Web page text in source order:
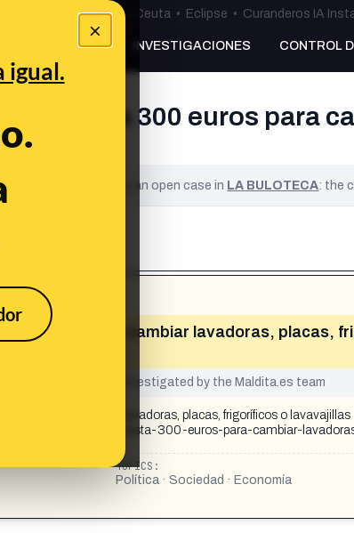
×
igual.
Especial Ceuta•Bulos Ceuta • Eclipse • Curanderos IA
PREBUNKING INVESTIGACIONES CONTROL
de hasta 300 euros para
yet been verified. It is an open case in LA BULOTECA: the
300 euros para cambiar lavadoras, placas,
has not yet been investigated by the Maldita.es team
euros para cambiar lavadoras, placas, frigoríficos o lavavajillas
madrid-ofrece-hasta-300-euros-para-cambiar-
TOPICS:
Política · Sociedad · Economía